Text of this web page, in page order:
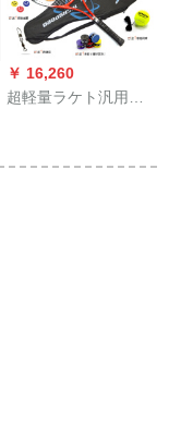
￥ 16,260
超軽量ラケト汎用男
帯＋包紅1個＋台座1